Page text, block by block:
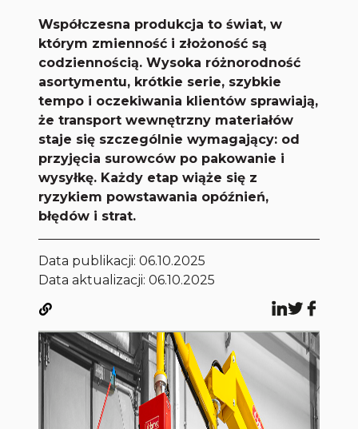
Współczesna produkcja to świat, w
którym zmienność i złożoność są
codziennością. Wysoka różnorodność
asortymentu, krótkie serie, szybkie
tempo i oczekiwania klientów sprawiają,
że transport wewnętrzny materiałów
staje się szczególnie wymagający: od
przyjęcia surowców po pakowanie i
wysyłkę. Każdy etap wiąże się z
ryzykiem powstawania opóźnień,
błędów i strat.
Data publikacji:06.10.2025
Data aktualizacji: 06.10.2025